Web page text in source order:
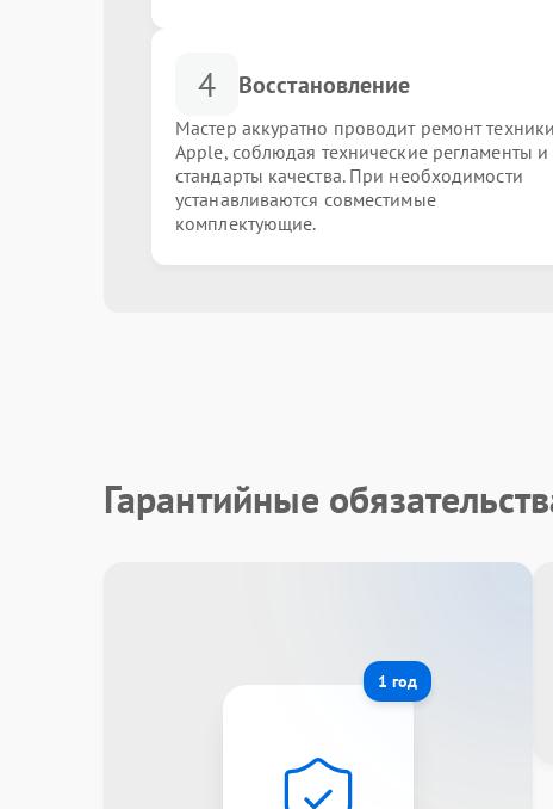
4 Восстановление
Мастер аккуратно проводит ремонт техники
Apple, соблюдая технические регламенты и
стандарты качества. При необходимости
устанавливаются совместимые
комплектующие.
Гарантийные
1 год